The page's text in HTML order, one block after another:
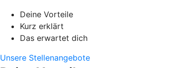
Deine Vorteile
Kurz erklärt
Das erwartet dich
Unsere Stellenangebote